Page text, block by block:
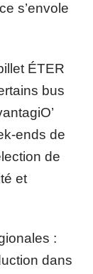
s’envole
ÉTER
bus
ends de
de
et
:
dans